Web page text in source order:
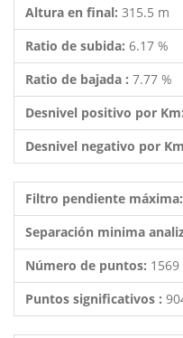
Altura en final: 315.5 m
Ratio de subida: 6.17 %
Ratio de bajada : 7.77 %
Desnivel positivo por Km:
Desnivel negativo por
Filtro pendiente máxima:
Separación minima
Número de puntos:
Puntos significativos :